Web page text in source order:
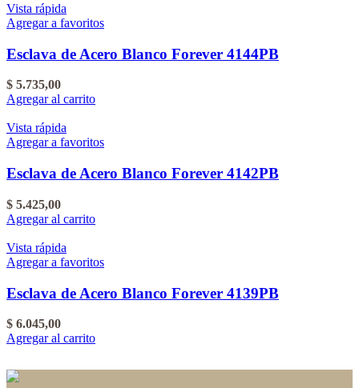
Vista rápida
Agregar a favoritos
Esclava de Acero Blanco Forever 4144PB
$ 5.735,00
Agregar al carrito
Vista rápida
Agregar a favoritos
Esclava de Acero Blanco Forever 4142PB
$ 5.425,00
Agregar al carrito
Vista rápida
Agregar a favoritos
Esclava de Acero Blanco Forever 4139PB
$ 6.045,00
Agregar al carrito